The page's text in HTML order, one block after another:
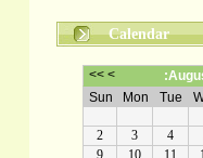
Calendar